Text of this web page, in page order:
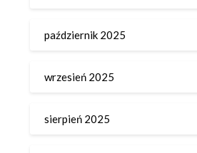
październik 2025
wrzesień 2025
sierpień 2025